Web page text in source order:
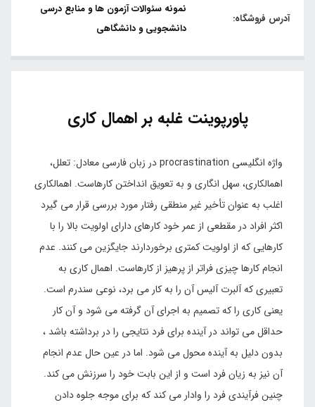
آدرس فروشگاه:
نمونه سئوالات آزمون ها و منابع درسی
دانشجویی و دانشگاهی
پاورپوینت غلبه بر اهمال کاری
واژه انگلیسی procrastination در زبان فارسی معادل: تعلل،
اهمالکاری، سهل انگاری و به تعویق انداختن کارهاست. اهمالکاری
اغلب به عنوان تأخیر غیر منطقی رفتار مورد بررسی قرار می گیرد
اکثر افراد در مقطعی از عمر خود کارهای دارای اولویت بالا را با
کارهایی که از اولویت کمتری برخوردارند جایگزین می کنند. عدم
انجام کارها چیزی فراتر از پرهیز از کارهاست. اهمال کاری به
تعبیری که آلبرت آلیس آن را به کار می برد، نوعی سندرم است.
یعنی کاری را که تصمیم به اجرای آن گرفته می شود و آن کار
حداقل می تواند در آینده برای فرد نتایجی را در برداشته باشد ،
بدون دلیل به آینده محول می شود. اما در عین حال عدم انجام
آن نیز به زیان فرد است و از این بابت خود را سرزنش می کند.
چنین فرآیندی فرد را وادار می کند که برای موجه جلوه دادن